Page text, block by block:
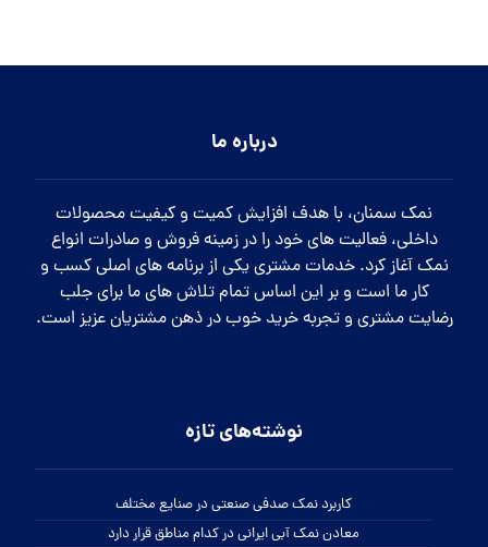
درباره ما
نمک سمنان، با هدف افزایش کمیت و کیفیت محصولات
داخلی، فعالیت های خود را در زمینه فروش و صادرات انواع
نمک آغاز کرد. خدمات مشتری یکی از برنامه های اصلی کسب و
کار ما است و بر این اساس تمام تلاش های ما برای جلب
رضایت مشتری و تجربه خرید خوب در ذهن مشتریان عزیز است.
نوشته‌های تازه
کاربرد نمک صدفی صنعتی در صنایع مختلف
معادن نمک آبی ایرانی در کدام مناطق قرار دارد